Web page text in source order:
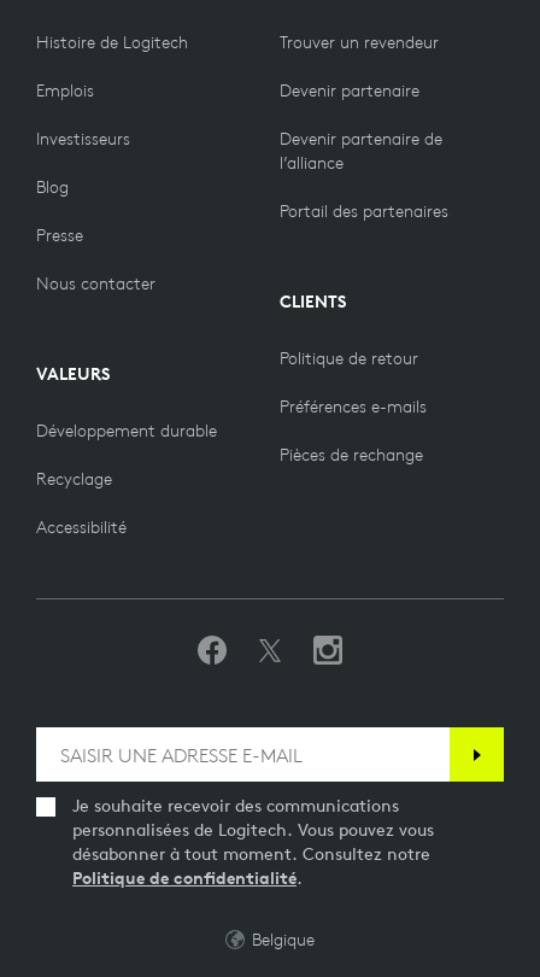
Histoire de Logitech
Emplois
Investisseurs
Blog
Presse
Nous contacter
VALEURS
Développement durable
Recyclage
Accessibilité
Trouver un revendeur
Devenir partenaire
Devenir partenaire de
l’alliance
Portail des partenaires
CLIENTS
Politique de retour
Préférences e-mails
Pièces de rechange
Je souhaite recevoir des communications
personnalisées de Logitech. Vous pouvez vous
désabonner à tout moment. Consultez notre
Politique de confidentialité.
Belgique